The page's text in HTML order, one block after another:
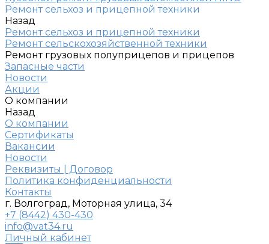
Ремонт сельхоз и прицепной техники
Назад
Ремонт сельхоз и прицепной техники
Ремонт сельскохозяйственной техники
Ремонт грузовых полуприцепов и прицепов
Запасные части
Новости
Акции
О компании
Назад
О компании
Сертификаты
Вакансии
Новости
Реквизиты | Договор
Политика конфиденциальности
Контакты
г. Волгоград, Моторная улица, 34
+7 (8442) 430-430
info@vat34.ru
Личный кабинет